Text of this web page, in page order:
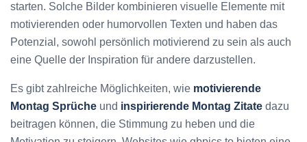
starten. Solche Bilder kombinieren visuelle Elemente mit
motivierenden oder humorvollen Texten und haben das
Potenzial, sowohl persönlich motivierend zu sein als auch
eine Quelle der Inspiration für andere darzustellen.
Es gibt zahlreiche Möglichkeiten, wie motivierende
Montag Sprüche und inspirierende Montag Zitate dazu
beitragen können, die Stimmung zu heben und die